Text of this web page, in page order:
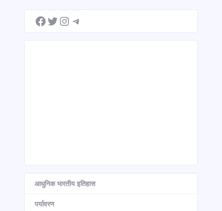
Facebook
TwitterInstagram
आधुनिक भारतीय इतिहास
पर्यावरण